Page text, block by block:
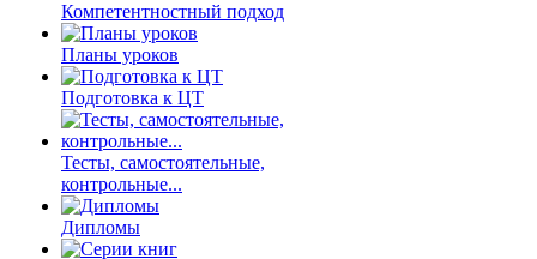
Компетентностный подход
Планы уроков
Подготовка к ЦТ
Тесты, самостоятельные,
контрольные...
Дипломы